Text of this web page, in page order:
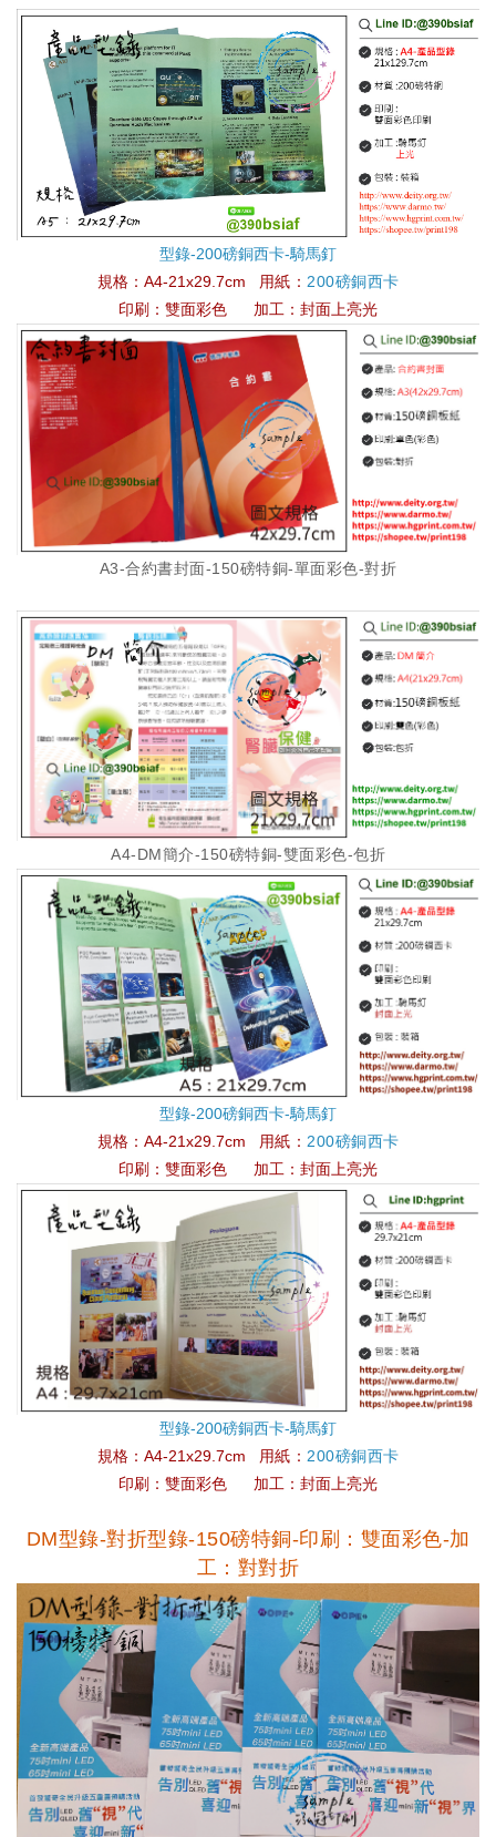
型錄-200磅銅西卡-騎馬釘
規格： A4-21x29.7cm 用紙： 200磅銅西卡
印刷：雙面彩色 加工：封面上亮光
A3-合約書封面-150磅特銅-單面彩色-對折
A4-DM簡介-150磅特銅-雙面彩色-包折
型錄-200磅銅西卡-騎馬釘
規格： A4-21x29.7cm 用紙： 200磅銅西卡
印刷：雙面彩色 加工：封面上亮光
型錄-200磅銅西卡-騎馬釘
規格： A4-21x29.7cm 用紙： 200磅銅西卡
印刷：雙面彩色 加工：封面上亮光
DM型錄-對折型錄-150磅特銅-印刷：雙面彩色-加
工：對對折